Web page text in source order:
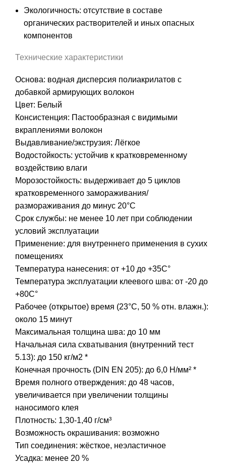
Экологичность: отсутствие в составе
органических растворителей и иных опасных
компонентов
Технические характеристики
Основа: водная дисперсия полиакрилатов с
добавкой армирующих волокон
Цвет: Белый
Консистенция: Пастообразная с видимыми
вкраплениями волокон
Выдавливание/экструзия: Лёгкое
Водостойкость: устойчив к кратковременному
воздействию влаги
Морозостойкость: выдерживает до 5 циклов
кратковременного замораживания/
размораживания до минус 20°С
Срок службы: не менее 10 лет при соблюдении
условий эксплуатации
Применение: для внутреннего применения в сухих
помещениях
Температура нанесения: от +10 до +35С°
Температура эксплуатации клеевого шва: от -20 до
+80С°
Рабочее (открытое) время (23°С, 50 % отн. влажн.):
около 15 минут
Максимальная толщина шва: до 10 мм
Начальная сила схватывания (внутренний тест
5.13): до 150 кг/м2 *
Конечная прочность (DIN EN 205): до 6,0 Н/мм² *
Время полного отверждения: до 48 часов,
увеличивается при увеличении толщины
наносимого клея
Плотность: 1,30-1,40 г/см³
Возможность окрашивания: возможно
Тип соединения: жёсткое, неэластичное
Усадка: менее 20 %